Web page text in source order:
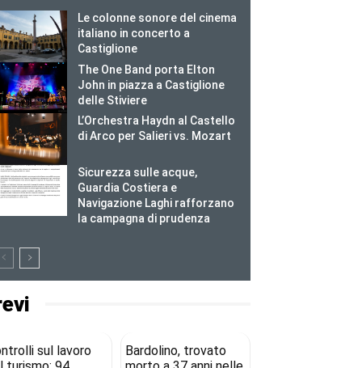
Le colonne sonore del cinema
italiano in concerto a
Castiglione
The One Band porta Elton
John in piazza a Castiglione
delle Stiviere
L’Orchestra Haydn al Castello
di Arco per Salieri vs. Mozart
Sicurezza sulle acque,
Guardia Costiera e
Navigazione Laghi rafforzano
la campagna di prudenza
sul lavoro
Bardolino, trovato